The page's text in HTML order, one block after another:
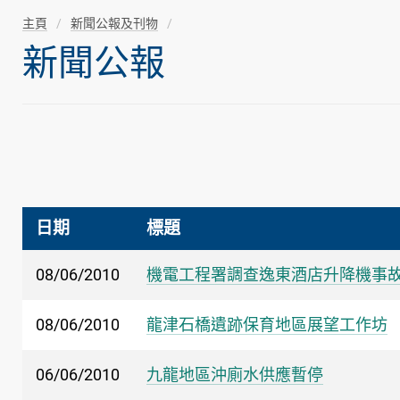
主頁 新聞公報及刊物
新聞公報
日期 標題
08/06/2010 機電工程署調查逸東酒店升降機事
08/06/2010 龍津石橋遺跡保育地區展望工作坊
06/06/2010 九龍地區沖廁水供應暫停